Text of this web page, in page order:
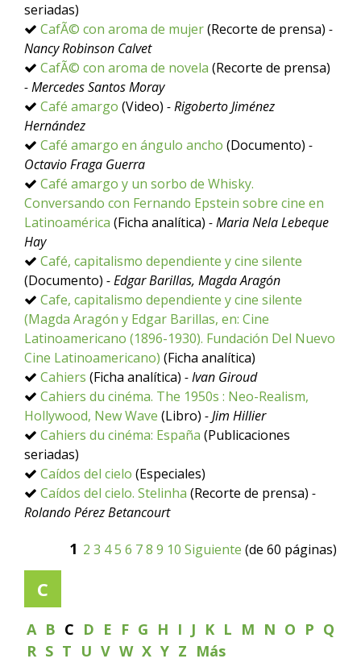
seriadas)
CafÃ© con aroma de mujer(Recorte de prensa) -
Nancy Robinson Calvet
CafÃ© con aroma de novela (Recorte de prensa)
- Mercedes Santos Moray
Café amargo (Video) - Rigoberto Jiménez
Hernández
Café amargo en ángulo ancho (Documento) -
Octavio Fraga Guerra
Café amargo y un sorbo de Whisky.
Conversando con Fernando Epstein sobre cine en
Latinoamérica (Ficha analítica) - Maria Nela Lebeque
Hay
Café, capitalismo dependiente y cine silente
(Documento) - Edgar Barillas, Magda Aragón
Cafe, capitalismo dependiente y cine silente
(Magda Aragón y Edgar Barillas, en: Cine
Latinoamericano (1896-1930). Fundación Del Nuevo
Cine Latinoamericano) (Ficha analítica)
Cahiers (Ficha analítica) - Ivan Giroud
Cahiers du cinéma. The 1950s : Neo-Realism,
Hollywood, New Wave (Libro) - Jim Hillier
Cahiers du cinéma: España (Publicaciones
seriadas)
Caídos del cielo (Especiales)
Caídos del cielo. Stelinha (Recorte de prensa) -
Rolando Pérez Betancourt
1 2 3 45 6 78 9 10 Siguiente (de 60 páginas)
C
A B C D E F G H I J K L M N O P Q
R S T U V W X Y Z Más